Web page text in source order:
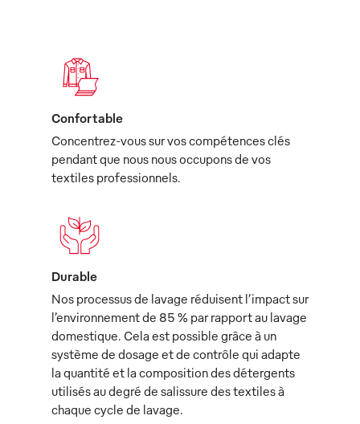
Confortable
Concentrez-vous sur vos compétences clés
pendant que nous nous occupons de vos
textiles professionnels.
Durable
Nos processus de lavage réduisent l’impact sur
l’environnement de 85 % par rapport au lavage
domestique. Cela est possible grâce à un
système de dosage et de contrôle qui adapte
la quantité et la composition des détergents
utilisés au degré de salissure des textiles à
chaque cycle de lavage.